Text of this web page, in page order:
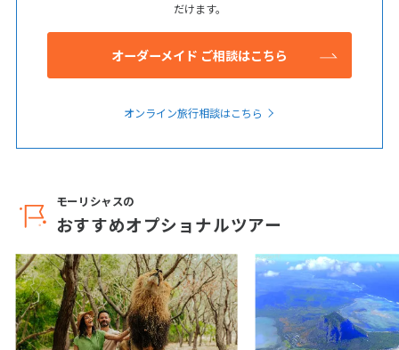
だけます。
オーダーメイド ご相談はこちら
オンライン旅行相談はこちら
モーリシャスの
おすすめオプショナルツアー